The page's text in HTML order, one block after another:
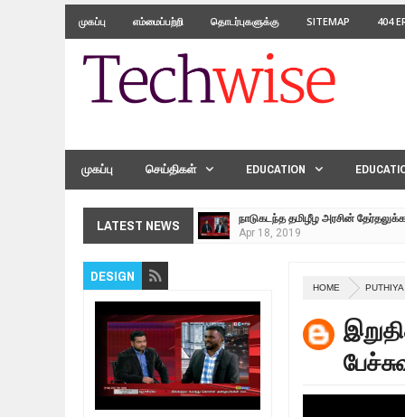
முகப்பு எம்மைப்பற்றி தொடர்புகளுக்கு SITEMAP 404
முகப்பு செய்திகள் EDUCATION
LATEST NEWS
நாடுகடந்த தமிழீழ அரசின்
Apr 18, 2019
தமிழ் தேசியம் VS திராவிடம் -
Apr 09, 2019
Mar
ஸ்ரீலங்கா ராணுவத்திடம்
Mar
மக்கள் போராட்டம் ஜெனீவாவிலிருந்து
Mar
HOME
DESIGN